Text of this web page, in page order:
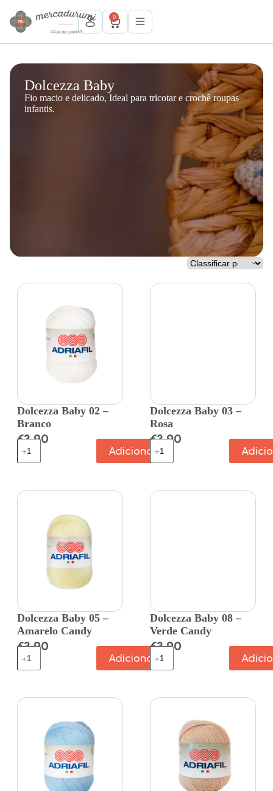
P
u
a
p
0
Dolcezza Baby
Fio macio e delicado, Ideal para tricotar e crochê roupas
infantis.
Dolcezza Baby 02 –
Branco
€3.90
Adicionar
Dolcezza Baby 03 –
Rosa
€3.90
Dolcezza Baby 05 –
Amarelo Candy
€3.90
Adicionar
Dolcezza Baby 08 –
Verde Candy
€3.90